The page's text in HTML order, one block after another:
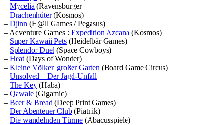
– Mycelia (Ravensburger
– Drachenhüter(Kosmos)
– Djinn (H@ll Games / Pegasus)
– Adventure Games : Expedition Azcana (Kosmos)
– Super Kawaii Pets (Heidelbär Games)
– Splendor Duel (Space Cowboys)
– Heat (Days of Wonder)
– Kleine Völker, großer Garten (Board Game Circus)
– Unsolved – Der Jagd-Unfall
– The Key (Haba)
– Qawale (Gigamic)
– Beer & Bread (Deep Print Games)
– Der Abenteuer Club (Piatnik)
– Die wandelnden Türme (Abacusspiele)